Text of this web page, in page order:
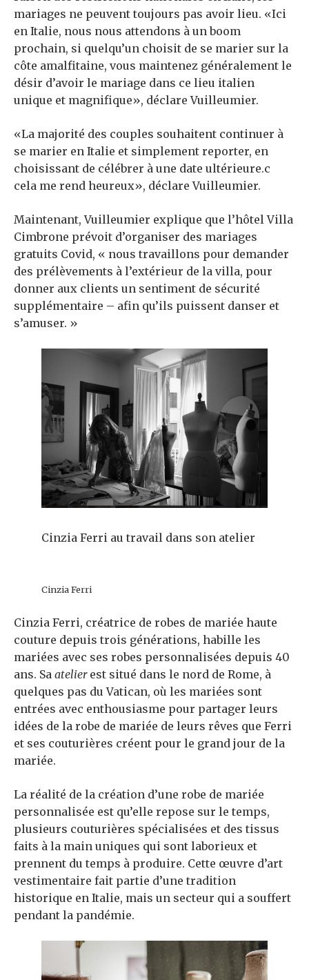
mariages ne peuvent toujours pas avoir lieu. «Ici
en Italie, nous nous attendons à un boom
prochain, si quelqu’un choisit de se marier sur la
côte amalfitaine, vous maintenez généralement le
désir d’avoir le mariage dans ce lieu italien
unique et magnifique», déclare Vuilleumier.
«La majorité des couples souhaitent continuer à
se marier en Italie et simplement reporter, en
choisissant de célébrer à une date ultérieure.c
cela me rend heureux», déclare Vuilleumier.
Maintenant, Vuilleumier explique que l’hôtel Villa
Cimbrone prévoit d’organiser des mariages
gratuits Covid, « nous travaillons pour demander
des prélèvements à l’extérieur de la villa, pour
donner aux clients un sentiment de sécurité
supplémentaire – afin qu’ils puissent danser et
s’amuser. »
Cinzia Ferri au travail dans son atelier
Cinzia Ferri
Cinzia Ferri, créatrice de robes de mariée haute
couture depuis trois générations, habille les
mariées avec ses robes personnalisées depuis 40
ans. Sa atelierest situé dans le nord de Rome, à
quelques pas du Vatican, où les mariées sont
entrées avec enthousiasme pour partager leurs
idées de la robe de mariée de leurs rêves que Ferri
et ses couturières créent pour le grand jour de la
mariée.
La réalité de la création d’une robe de mariée
personnalisée est qu’elle repose sur le temps,
plusieurs couturières spécialisées et des tissus
faits à la main uniques qui sont laborieux et
prennent du temps à produire. Cette œuvre d’art
vestimentaire fait partie d’une tradition
historique en Italie, mais un secteur qui a souffert
pendant la pandémie.